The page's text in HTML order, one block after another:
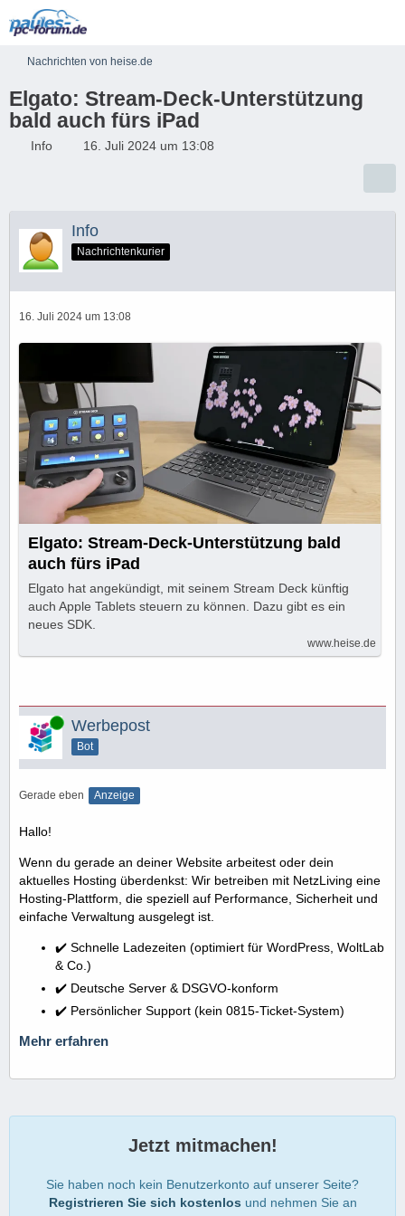
Nachrichten von heise.de
Elgato: Stream-Deck-Unterstützung
bald auch fürs iPad
Info 16. Juli 2024 um 13:08
Info
Nachrichtenkurier
16. Juli 2024 um 13:08
Elgato: Stream-Deck-Unterstützung bald
auch fürs iPad
Elgato hat angekündigt, mit seinem Stream Deck künftig
auch Apple Tablets steuern zu können. Dazu gibt es ein
neues SDK.
www.heise.de
Online Werbepost
Bot
Gerade eben Anzeige
Hallo!
Wenn du gerade an deiner Website arbeitest oder dein
aktuelles Hosting überdenkst: Wir betreiben mit NetzLiving eine
Hosting-Plattform, die speziell auf Performance, Sicherheit und
einfache Verwaltung ausgelegt ist.
✔️ Schnelle Ladezeiten (optimiert für WordPress, WoltLab
& Co.)
✔️ Deutsche Server & DSGVO-konform
✔️ Persönlicher Support (kein 0815-Ticket-System)
Mehr erfahren
Jetzt mitmachen!
Sie haben noch kein Benutzerkonto auf unserer Seite?
Registrieren Sie sich kostenlos und nehmen Sie an